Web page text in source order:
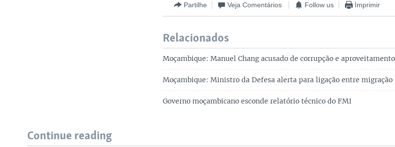
Partilhe Veja Comentários Follow us Imprimir
Relacionados
Moçambique: Manuel Chang acusado de corrupção e
Moçambique: Ministro da Defesa alerta para ligação entre
Governo moçambicano esconde relatório técnico do FMI
Continue reading